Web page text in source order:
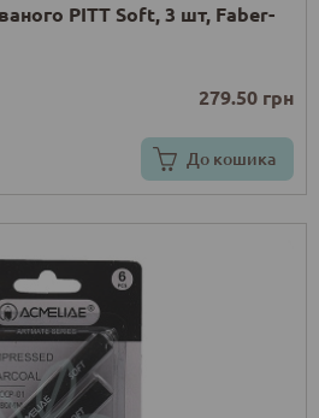
PITT Soft, 3 шт, Faber-
279.50 грн
До кошика